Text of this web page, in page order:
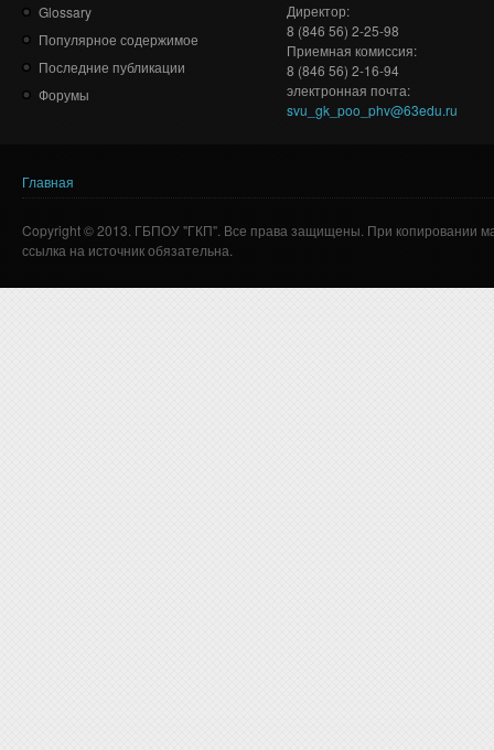
Glossary
Популярное содержимое
Последние публикации
Форумы
Директор:
8 (846 56) 2-25-98
Приемная комиссия:
8 (846 56) 2-16-94
электронная почта:
svu_gk_poo_phv@63edu.ru
Вы здесь
Главная
Copyright © 2013. ГБПОУ "ГКП". Все права защищены. При копировании
ссылка на источник обязательна.